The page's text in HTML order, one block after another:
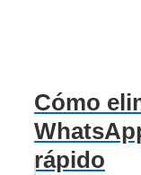
Cómo
rápido